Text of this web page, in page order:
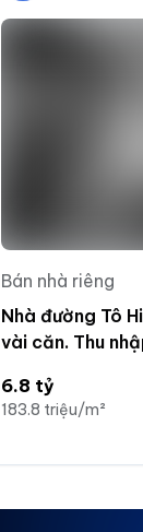
Bán nhà riêng
Nhà đường Tô
vài căn. Thu
6.8 tỷ
183.8 triệu/m²